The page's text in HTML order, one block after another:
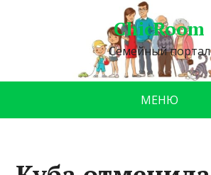
ChicRoom
Семейный портал
МЕНЮ